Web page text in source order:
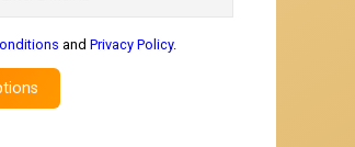
and Privacy Policy.